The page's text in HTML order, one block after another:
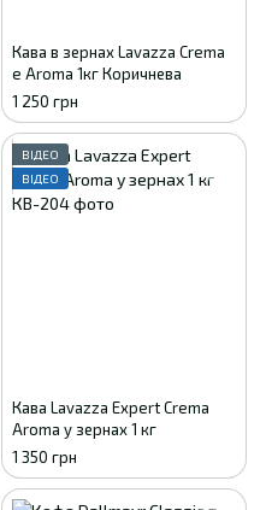
Кава в зернах Lavazza Crema
e Aroma 1кг Коричнева
1 250 грн
ВІДЕО
ВІДЕО
Кава Lavazza Expert Crema
Aroma у зернах 1 кг
1 350 грн